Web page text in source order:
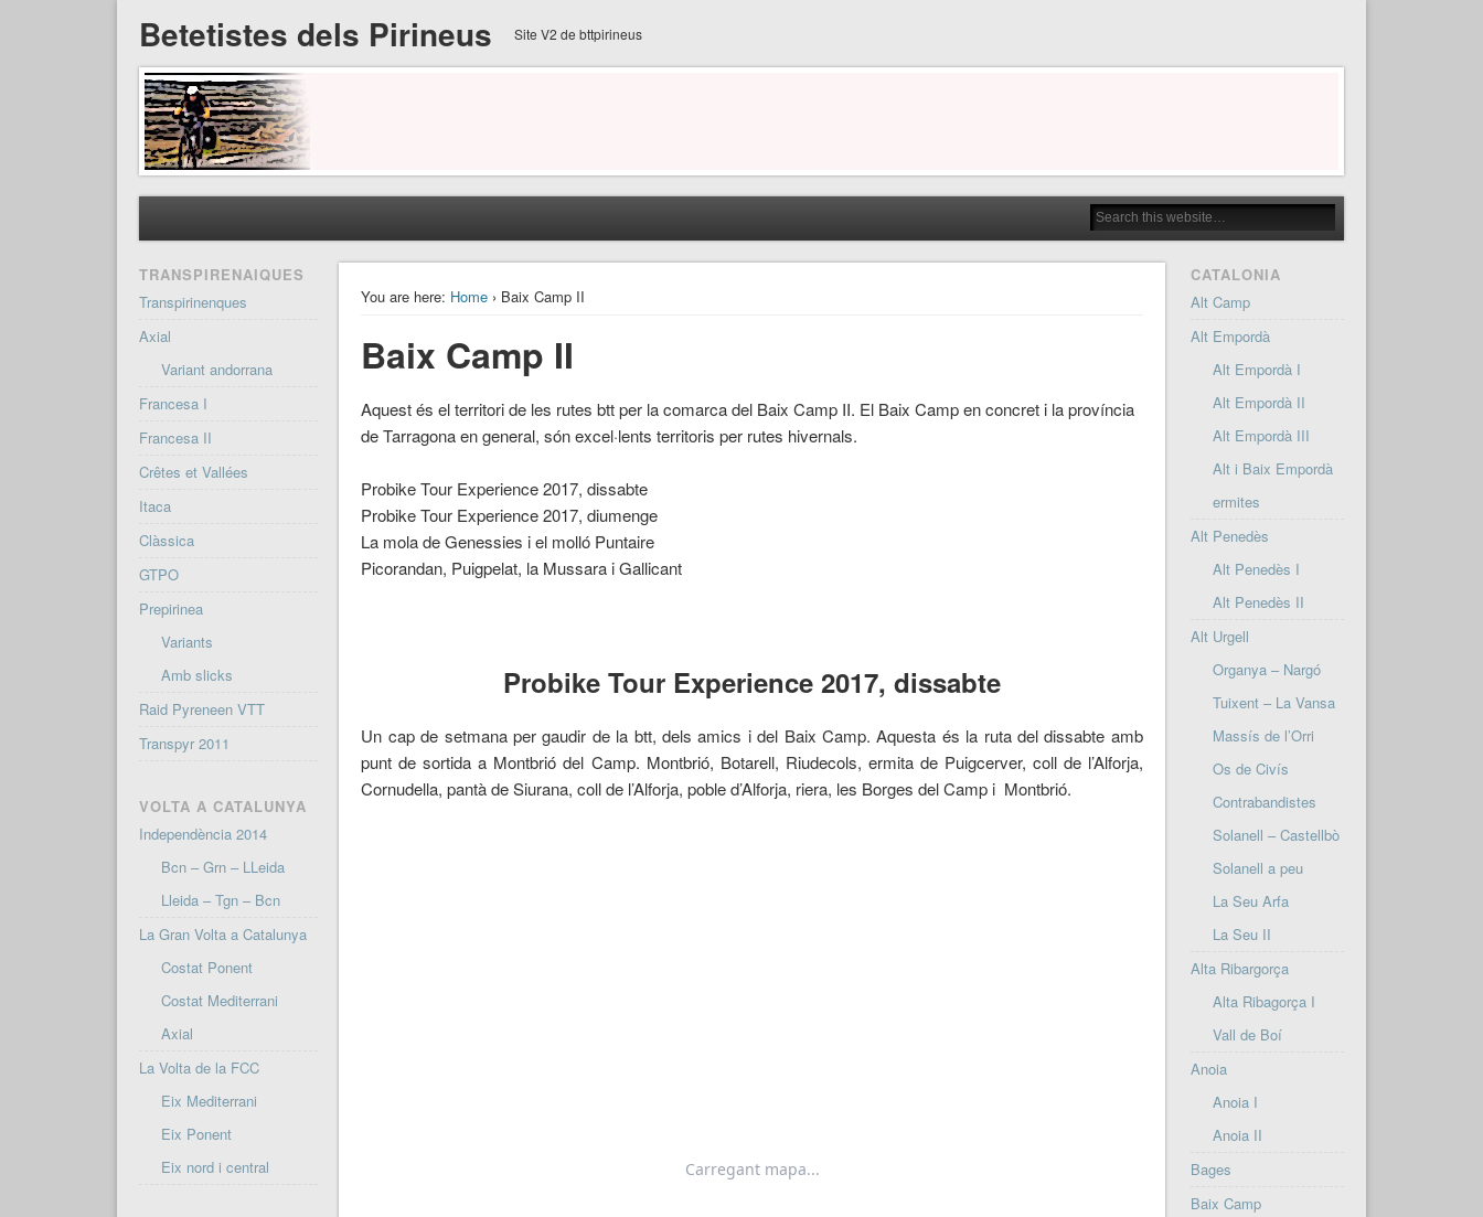
Betetistes dels Pirineus Site V2 de bttpirineus
You are here: Home › Baix Camp II
Baix Camp II
Aquest és el territori de les rutes btt per la comarca del Baix Camp II. El Baix Camp en concret i la província
de Tarragona en general, són excel·lents territoris per rutes hivernals.
Probike Tour Experience 2017, dissabte
Probike Tour Experience 2017, diumenge
La mola de Genessies i el molló Puntaire
Picorandan, Puigpelat, la Mussara i Gallicant
Probike Tour Experience 2017, dissabte
Un cap de setmana per gaudir de la btt, dels amics i del Baix Camp. Aquesta és la ruta del dissabte amb
punt de sortida a Montbrió del Camp. Montbrió, Botarell, Riudecols, ermita de Puigcerver, coll de l’Alforja,
Cornudella, pantà de Siurana, coll de l’Alforja, poble d’Alforja, riera, les Borges del Camp i Montbrió.
TRANSPIRENAIQUES
Transpirinenques
Axial
Variant andorrana
Francesa I
Francesa II
Crêtes et Vallées
Itaca
Clàssica
GTPO
Prepirinea
Variants
Amb slicks
Raid Pyreneen VTT
Transpyr 2011
VOLTA A CATALUNYA
Independència 2014
Bcn – Grn – LLeida
Lleida – Tgn – Bcn
La Gran Volta a Catalunya
Costat Ponent
Costat Mediterrani
Axial
La Volta de la FCC
Eix Mediterrani
Eix Ponent
Eix nord i central
CATALONIA
Alt Camp
Alt Empordà
Alt Empordà I
Alt Empordà II
Alt Empordà III
Alt i Baix Empordà
ermites
Alt Penedès
Alt Penedès I
Alt Penedès II
Alt Urgell
Organya – Nargó
Tuixent – La Vansa
Massís de l’Orri
Os de Civís
Contrabandistes
Solanell – Castellbò
Solanell a peu
La Seu Arfa
La Seu II
Alta Ribargorça
Alta Ribagorça I
Vall de Boí
Anoia
Anoia I
Anoia II
Bages
Baix Camp